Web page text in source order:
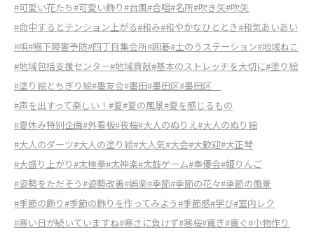
#可愛い花たち#可愛い飾り#台風#合唱#名所#吹き矢#吹矢
#命中するとテンション上がる#和み#和やかなひととき#和気あいあい
#唄#嚥下障害予防#四丁目集会所#囲碁#土のうステーション#地域ねこ
#地域包括支援センター#地域貢献#基本のストレッチを大切に#塗り絵
#塗り絵とちぎり絵#墨友会#墨田#墨田区#墨田区
#声を出すって楽しい！ #夏#夏の風景#夏を感じるもの
#夏休み特別企画#外看板#夜桜#大人のぬりえ#大人のぬり絵
#大人のダーツ#大人の塗り絵#大人気#大会#大歓迎#大正琴
#大盛り上がり#太極拳#太神楽#太鼓ゲーム#奉優会#姫りんご
#姿勢をただそう#姿勢改善#娯楽#季節#季節の花々#季節の風景
#季節の飾り#季節の飾りを作ってみよう#季節感#学び#室内レク
#寒い日が続いていますね#寒さに負けず#寒桜#寛ぎ#寛ぐ#小物作り